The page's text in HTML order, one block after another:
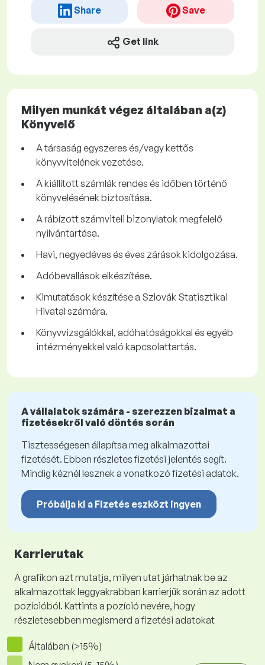
Share Save
Get link
Milyen munkát végez általában a(z)
Könyvelő
A társaság egyszeres és/vagy kettős
könyvvitelének vezetése.
A kiállított számlák rendes és időben történő
könyvelésének biztosítása.
A rábízott számviteli bizonylatok megfelelő
nyilvántartása.
Havi, negyedéves és éves zárások kidolgozása.
Adóbevallások elkészítése.
Kimutatások készítése a Szlovák Statisztikai
Hivatal számára.
Könyvvizsgálókkal, adóhatóságokkal és egyéb
intézményekkel való kapcsolattartás.
A vállalatok számára - szerezzen bizalmat a
fizetésekről való döntés során
Tisztességesen állapítsa meg alkalmazottai
fizetését. Ebben részletes fizetési jelentés segít.
Mindig kéznél lesznek a vonatkozó fizetési adatok.
Próbálja ki a Fizetés eszközt ingyen
Karrierutak
A grafikon azt mutatja, milyen utat járhatnak be az
alkalmazottak leggyakrabban karrierjük során az adott
pozícióból. Kattints a pozíció nevére, hogy
részletesebben megismerd a fizetési adatokat
Általában (>15%)